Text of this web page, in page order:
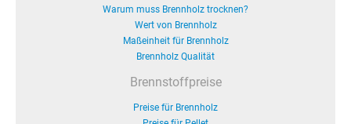
Warum muss Brennholz trocknen?
Wert von Brennholz
Maßeinheit für Brennholz
Brennholz Qualität
Brennstoffpreise
Preise für Brennholz